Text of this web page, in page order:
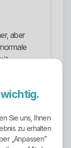
aber
ein
Sie uns, Ihnen
zu erhalten
„Anpassen”